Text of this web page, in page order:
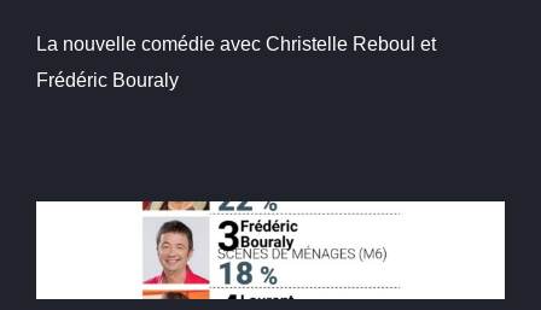
La nouvelle comédie avec Christelle Reboul et
Frédéric Bouraly